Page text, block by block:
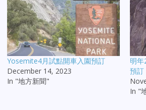
Yosemite4月試點開車入園預訂
December 14, 2023
In "地方新聞"
明
預訂
In "